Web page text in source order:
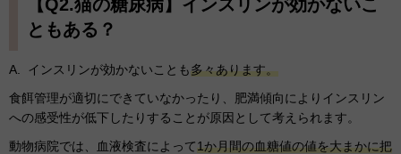
【Q2.猫の糖尿病】インスリンが効かないこ
ともある？
A. インスリンが効かないことも多々あります。
食餌管理が適切にできていなかったり、肥満傾向によりインスリン
への感受性が低下したりすることが原因として考えられます。
動物病院では、血液検査によって1か月間の血糖値の値を大まかに把